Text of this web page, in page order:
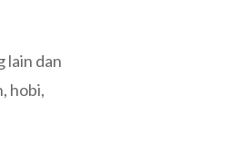
lain dan
hobi,